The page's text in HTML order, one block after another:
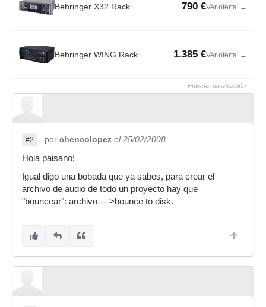
Behringer X32 Rack 790 €Ver oferta →
Behringer WING Rack 1.385 €Ver oferta →
Enlaces de afiliación
#2 por chencolopez el 25/02/2008
Hola paisano!
Igual digo una bobada que ya sabes, para crear el
archivo de audio de todo un proyecto hay que
"bouncear": archivo---->bounce to disk.